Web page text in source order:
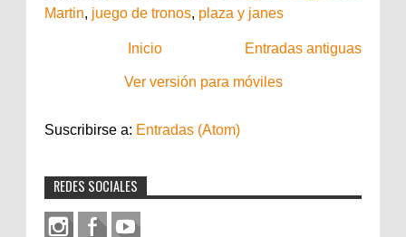
Martin, juego de tronos, plaza y janes
Entradas antiguas
Inicio
Ver versión para móviles
Suscribirse a: Entradas (Atom)
REDES SOCIALES